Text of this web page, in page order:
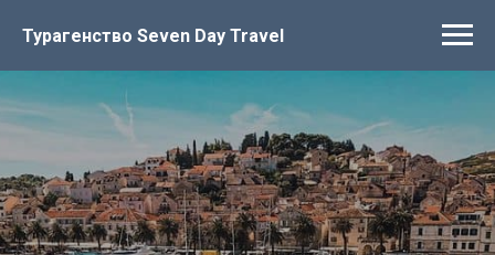
Турагенство Seven Day Travel